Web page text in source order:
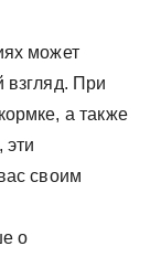
может
взгляд. При
а также
эти
своим
о